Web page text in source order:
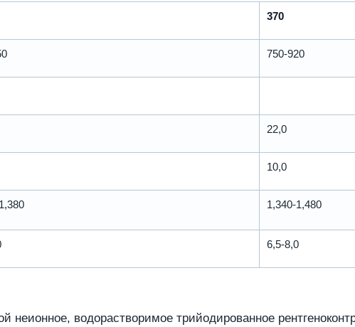
370
750-920
22,0
10,0
1,340-1,480
6,5-8,0
водорастворимое трийодированное